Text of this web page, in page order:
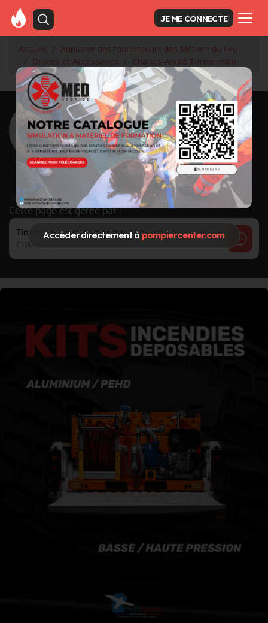
Accéder directement à pompiercenter.com
JE ME CONNECTE
Accueil
Annuaire des fournisseurs des Métiers du Feu
Drones et Accessoires
Charles-André Timmerman
<Retour à la liste des fournisseurs
Charles-André
Timmerman
Activité principale
Drones et Accessoires
INFORMATIONS MISES À JOUR LE 29/02/2024
Cette page est gérée par :
Timmerman Charles-André
CHARLES-ANDRé TIMMERMAN